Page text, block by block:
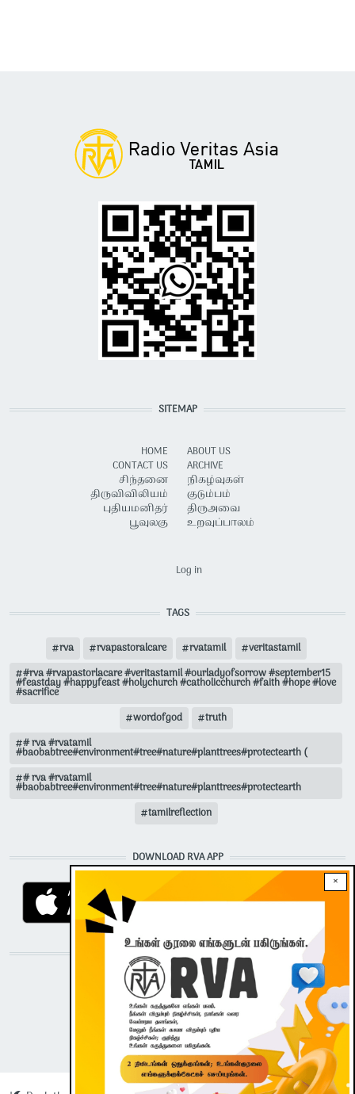
×
SITEMAP
HOME
CONTACT US
சிந்தனை
திருவிவிலியம்
புதியமனிதர்
பூவுலகு
ABOUT US
ARCHIVE
நிகழ்வுகள்
குடும்பம்
திருஅவை
உறவுப்பாலம்
Log in
TAGS
rva rvapastoralcare rvatamil
veritastamil
#rva #rvapastorlacare #veritastamil #ourladyofsorrow #september15
#feastday #happyfeast #holychurch #catholicchurch #faith #hope #love
#sacrifice
wordofgod
truth
# rva #rvatamil
#baobabtree#environment#tree#nature#planttrees#protectearth (
# rva #rvatamil
#baobabtree#environment#tree#nature#planttrees#protectearth
tamilreflection
DOWNLOAD RVA APP
STAY CONNECTED WITH US!